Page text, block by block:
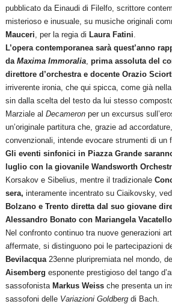
pubblicato da Einaudi di Filelfo, scrittore
misterioso e inusuale, su musiche originali
Mauceri , per la regia diLaura Fatini
L’opera contemporanea sarà quest’anno
da Maxima Immoralia ,prima assoluta del
direttore d’orchestra e docente Orazio
irriverente ironia, che qui spicca, come già
sin dalla scelta del testo da lui stesso
Marziale alDecameron per un excursus
un’originale partitura che, grazie ad
convenzionali, intende evocare strumenti di un
Gli eventi sinfonici in Piazza Grande
luglio con la giovanile Wandsworth
Korsakov e Sibelius, mentre il tradizionale
sera, interamente incentrato su Ciaikovsky,
Bolzano e Trento diretta dal suo giovane
Alessandro Bonato con Mariangela
Nel confronto continuo tra nuove generazioni
affermate, si distinguono poi le partecipazioni
Bevilacqua 23enne pluripremiata nel mondo,
Aisemberg esponente prestigioso del tango
sassofonistaMarkus Weiss che presenta un
sassofoni delle Variazioni Goldberg di Bach.